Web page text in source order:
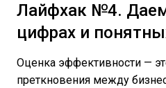
Лайфхак №4.
цифрах и
Оценка эффективности —
преткновения между